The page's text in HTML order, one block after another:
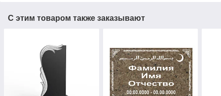
С этим товаром также заказывают